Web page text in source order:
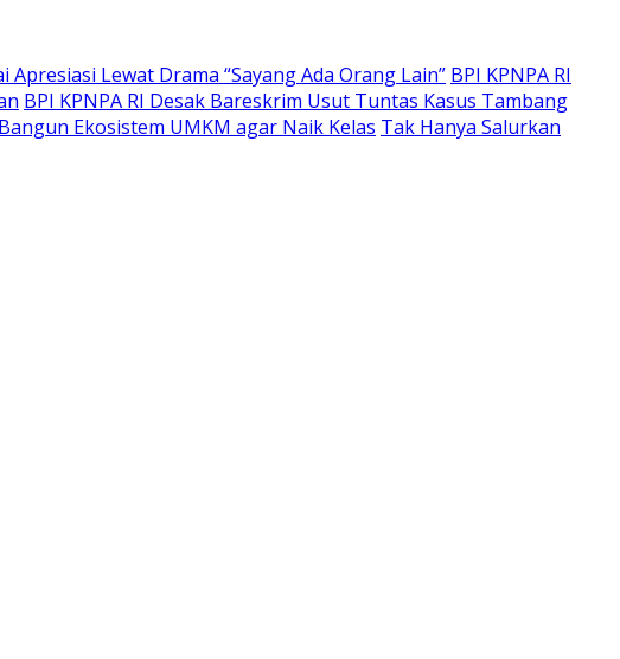
Lewat Drama “Sayang Ada Orang Lain” BPI KPNPA RI
BPI KPNPA RI Desak Bareskrim Usut Tuntas Kasus Tambang
Ekosistem UMKM agar Naik Kelas Tak Hanya Salurkan